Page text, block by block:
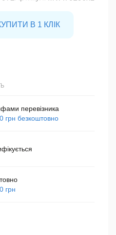
В 1 КЛІК
перевізника
грн безкоштовно
грн